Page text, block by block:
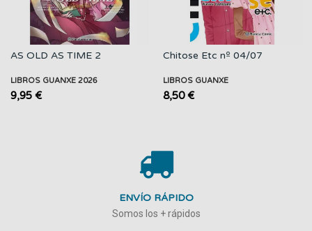
AS OLD AS TIME 2
LIBROS GUANXE 2026
9,95 €
Chitose Etc nº 04/07
LIBROS GUANXE
8,50 €
ENVÍO RÁPIDO
Somos los + rápidos